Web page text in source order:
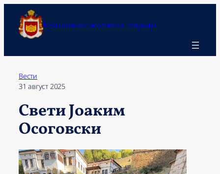
содржината Кумановско-осоговска епархија
Вести
31 август 2025
Свети Јоаким
Осоговски